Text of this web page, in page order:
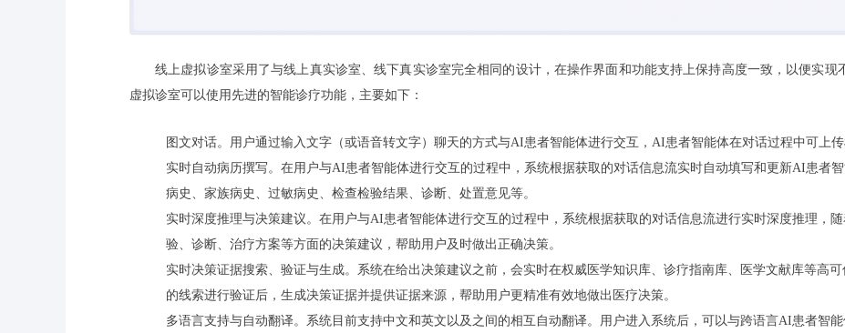
线上虚拟诊室采用了与线上真实诊室、线下真实诊室完全相同的设计，在操作界面和功能支持上保持高度一致，以便实现
虚拟诊室可以使用先进的智能诊疗功能，主要如下：
图文对话。用户通过输入文字（或语音转文字）聊天的方式与AI患者智能体进行交互，AI患者智能体在对话过程中可上
实时自动病历撰写。在用户与AI患者智能体进行交互的过程中，系统根据获取的对话信息流实时自动填写和更新AI患者
病史、家族病史、过敏病史、检查检验结果、诊断、处置意见等。
实时深度推理与决策建议。在用户与AI患者智能体进行交互的过程中，系统根据获取的对话信息流进行实时深度推理，
验、诊断、治疗方案等方面的决策建议，帮助用户及时做出正确决策。
实时决策证据搜索、验证与生成。系统在给出决策建议之前，会实时在权威医学知识库、诊疗指南库、医学文献库等高
的线索进行验证后，生成决策证据并提供证据来源，帮助用户更精准有效地做出医疗决策。
多语言支持与自动翻译。系统目前支持中文和英文以及之间的相互自动翻译。用户进入系统后，可以与跨语言AI患者智